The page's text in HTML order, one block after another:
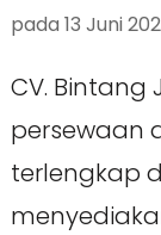
pada 13 Juni
CV.
persewaan
terlengkap